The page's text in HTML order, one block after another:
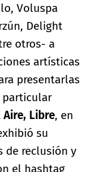
Voluspa
Delight
otros- a
artísticas
presentarlas
particular
Aire, Libre, en
su
de reclusión y
el hashtag